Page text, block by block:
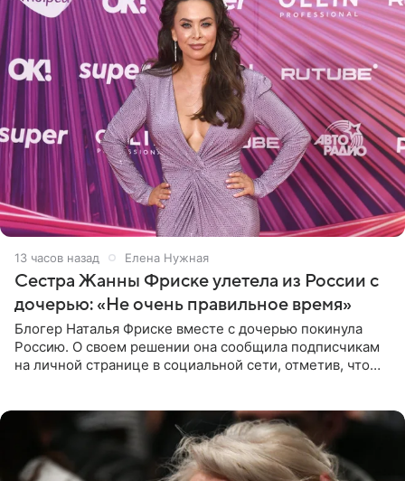
13 часов назад Елена Нужная
Сестра Жанны Фриске улетела из России с
дочерью: «Не очень правильное время»
Блогер Наталья Фриске вместе с дочерью покинула
Россию. О своем решении она сообщила подписчикам
на личной странице в социальной сети, отметив, что